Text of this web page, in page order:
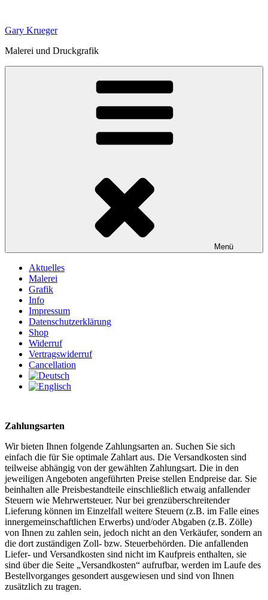
springen
Gary Krueger
Malerei und Druckgrafik
Menü
Aktuelles
Malerei
Grafik
Info
Impressum
Datenschutzerklärung
Shop
Widerruf
Vertragswiderruf
Cancellation
Zahlungsarten
Wir bieten Ihnen folgende Zahlungsarten an. Suchen Sie sich
einfach die für Sie optimale Zahlart aus. Die Versandkosten sind
teilweise abhängig von der gewählten Zahlungsart. Die in den
jeweiligen Angeboten angeführten Preise stellen Endpreise dar. Sie
beinhalten alle Preisbestandteile einschließlich etwaig anfallender
Steuern wie Mehrwertsteuer. Nur bei grenzüberschreitender
Lieferung können im Einzelfall weitere Steuern (z.B. im Falle eines
innergemeinschaftlichen Erwerbs) und/oder Abgaben (z.B. Zölle)
von Ihnen zu zahlen sein, jedoch nicht an den Verkäufer, sondern an
die dort zuständigen Zoll- bzw. Steuerbehörden. Die anfallenden
Liefer- und Versandkosten sind nicht im Kaufpreis enthalten, sie
sind über die Seite „Versandkosten“ aufrufbar, werden im Laufe des
Bestellvorganges gesondert ausgewiesen und sind von Ihnen
zusätzlich zu tragen.